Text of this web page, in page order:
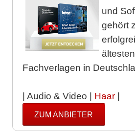
und
gehört
Fachverlagen in
| Audio & Video | Haar|
ZUM ANBIETER